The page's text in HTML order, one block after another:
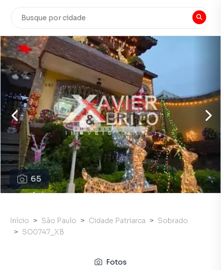
65
Início São Paulo Cidade Patriarca
Sobrado
SO0747_XB
Fotos